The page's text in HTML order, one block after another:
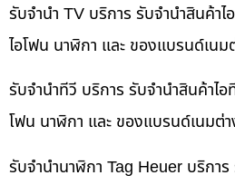
รับจำนำ TV บริการ รับจำนำสินค้า
ไอโฟน นาฬิกา และ ของแบรนด์เนม
รับจำนำทีวี บริการ รับจำนำสินค้าไ
โฟน นาฬิกา และ ของแบรนด์เนมต่
รับจำนำนาฬิกา Tag Heuer บริการ